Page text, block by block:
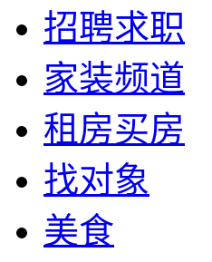
招聘求职
家装频道
租房买房
找对象
美食